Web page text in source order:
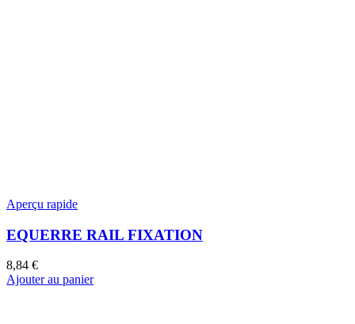
Aperçu rapide
EQUERRE RAIL FIXATION
8,84 €
Ajouter au panier